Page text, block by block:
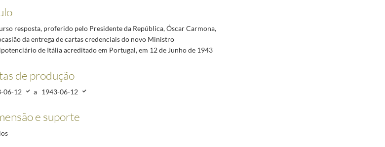
de entrega de cartas credenciais ao Presidente da República, Óscar Carmona, em 3 de dezembro de 1943
António Oscar de Fragoso Carmona, Presidente da República Lisboa [sic], por ocasião de nomeação de Luciano Joublanc Rivas, como Enviado
resposta, proferido pelo Presidente da República, Óscar Carmona,
da entrega de cartas credenciais do novo Ministro
de Itália acreditado em Portugal, em 12 de Junho de 1943
de produção
06-12 a 1943-06-12
e suporte